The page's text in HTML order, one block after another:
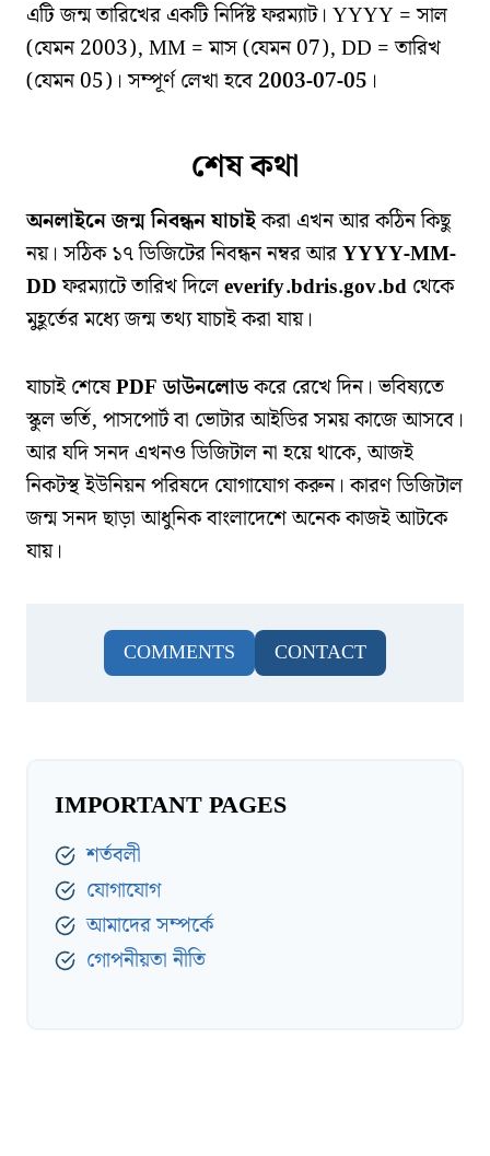
এটি জন্ম তারিখের একটি নির্দিষ্ট ফরম্যাট। YYYY = সাল
(যেমন 2003), MM = মাস (যেমন 07), DD = তারিখ
(যেমন 05)। সম্পূর্ণ লেখা হবে2003-07-05 ।
শেষ কথা
অনলাইনে জন্ম নিবন্ধন যাচাইকরা এখন আর কঠিন কিছু
নয়। সঠিক ১৭ ডিজিটের নিবন্ধন নম্বর আরYYYY-MM-
DDফরম্যাটে তারিখ দিলেeverify.bdris.gov.bdথেকে
মুহূর্তের মধ্যে জন্ম তথ্য যাচাই করা যায়।
যাচাই শেষেPDF ডাউনলোডকরে রেখে দিন। ভবিষ্যতে
স্কুল ভর্তি, পাসপোর্ট বা ভোটার আইডির সময় কাজে আসবে।
আর যদি সনদ এখনও ডিজিটাল না হয়ে থাকে, আজই
নিকটস্থ ইউনিয়ন পরিষদে যোগাযোগ করুন। কারণ ডিজিটাল
জন্ম সনদ ছাড়া আধুনিক বাংলাদেশে অনেক কাজই আটকে
যায়।
COMMENTS CONTACT
IMPORTANT PAGES
শর্তবলী
যোগাযোগ
আমাদের সম্পর্কে
গোপনীয়তা নীতি